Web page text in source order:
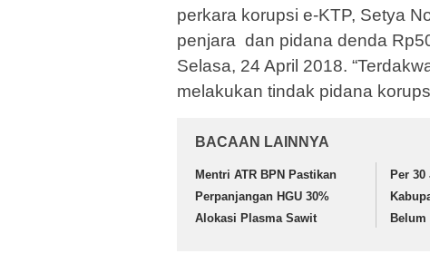
perkara korupsi e-KTP, Setya
penjara dan pidana denda
Selasa, 24 April 2018.
melakukan tindak pidana
BACAAN LAINNYA
Mentri ATR BPN Pastikan
Perpanjangan HGU 30%
Alokasi Plasma Sawit
Per 30
Belum